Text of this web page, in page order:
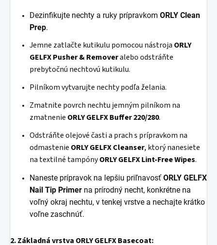
Dezinfikujte nechty a ruky prípravkom ORLY Clean
Prep.
Jemne zatlačte kutikulu pomocou nástroja ORLY
GELFXPusher& Removeralebo odstráňte
prebytočnú nechtovú kutikulu.
Pilníkom vytvarujte nechty podľa želania.
Zmatnite povrch nechtu jemným pilníkom na
zmatnenie ORLY GELFX Buffer 220/280.
Odstráňte olejové časti a prach s prípravkom na
odmastenie ORLY GELFX Cleanser, ktorý nanesiete
na textilné tampónyORLYGELFX Lint-Free Wipes.
Naneste prípravok na lepšiu priľnavosť ORLY GELFX
Nail Tip Primer na prírodný necht, konkrétne na
voľný okraj nechtu, v tenkej vrstve a nechajte krátko
voľne zaschnúť.
2. Základná vrstva ORLY GELFX Basecoat: